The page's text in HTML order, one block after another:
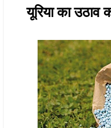
यूरिया का उठाव